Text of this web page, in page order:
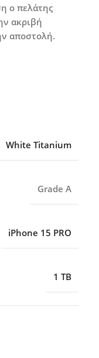
ο πελάτης
ακριβή
αποστολή.
White Titanium
Grade A
iPhone 15 PRO
1 TB